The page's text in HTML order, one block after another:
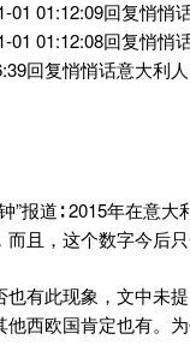
01 01:12:09回复悄悄
01 01:12:08回复悄悄
回复悄悄话意大利
”报道∶ 2015年在意大
且，这个数字今后只
也有此现象，文中未
他西欧国肯定也有。